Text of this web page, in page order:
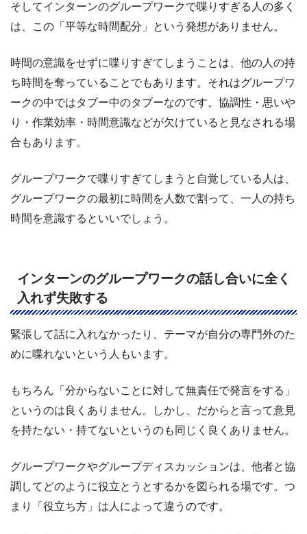
そしてインターンのグループワークで喋りすぎる人の多く
は、この「平等な時間配分」という発想がありません。
時間の意識をせずに喋りすぎてしまうことは、他の人の持
ち時間を奪っていることでもあります。それはグループワ
ークの中ではタブー中のタブーなのです。協調性・思いや
り・作業効率・時間意識などが欠けていると見なされる場
合もあります。
グループワークで喋りすぎてしまうと自覚している人は、
グループワークの最初に時間を人数で割って、一人の持ち
時間を意識するといいでしょう。
インターンのグループワークの話し合いに全く
入れず失敗する
緊張して話に入れなかったり、テーマが自分の専門外のた
めに喋れないという人もいます。
もちろん「分からないことに対して無責任で発言をする」
というのは良くありません。しかし、だからと言って意見
を持たない・持てないというのも同じく良くありません。
グループワークやグループディスカッションは、他者と協
調してどのように役立とうとするかを図られる場です。つ
まり「役立ち方」は人によって違うのです。